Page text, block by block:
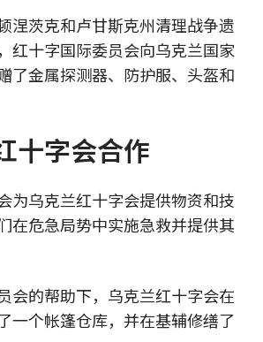
涅茨克和卢甘斯克州清理战争遗
红十字国际委员会向乌克兰国家
了金属探测器、防护服、头盔和
十字会合作
为乌克兰红十字会提供物资和技
在危急局势中实施急救并提供其
会的帮助下，乌克兰红十字会在
一个帐篷仓库，并在基辅修缮了